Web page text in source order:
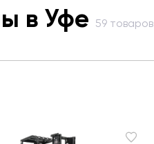
в Уфе 59 товаров